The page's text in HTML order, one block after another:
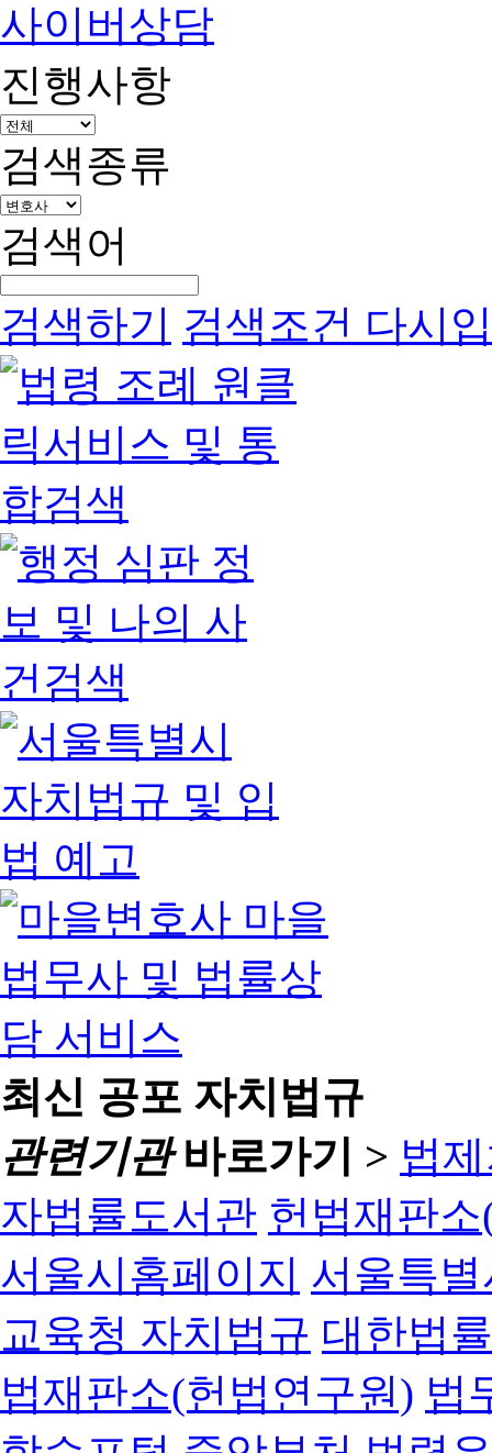
사이버상담
진행사항
검색종류
검색어
검색하기 검색조건 다시
최신 공포 자치법규
관련기관바로가기 > 법
자법률도서관 헌법재판
서울시홈페이지 서울특
교육청 자치법규 대한법
법재판소(헌법연구원) 법